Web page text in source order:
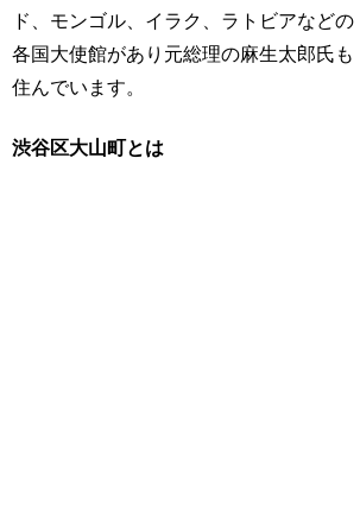
ド、モンゴル、イラク、ラトビアなどの
各国大使館があり元総理の麻生太郎氏も
住んでいます。
渋谷区大山町とは